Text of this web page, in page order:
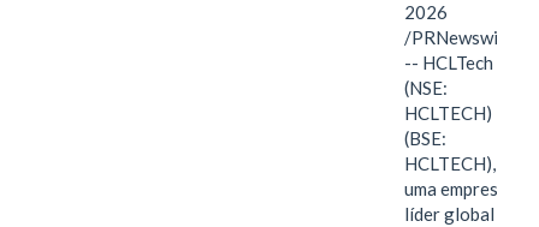
2026
/PRNewswire/
-- HCLTech
(NSE:
HCLTECH)
(BSE:
HCLTECH),
uma empresa
líder global em